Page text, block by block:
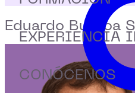
EXPERIENCIA
CONÓCENOS
Eduardo Burgoa